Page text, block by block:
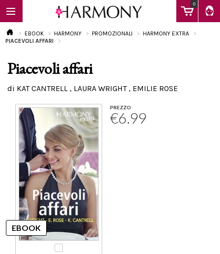
0
EBOOK
Calendario
EBOOK HARMONY PROMOZIONALI
HARMONY EXTRA
PIACEVOLI AFFARI
Piacevoli affari
di KAT CANTRELL , LAURA WRIGHT , EMILIE ROSE
PREZZO
€6.99